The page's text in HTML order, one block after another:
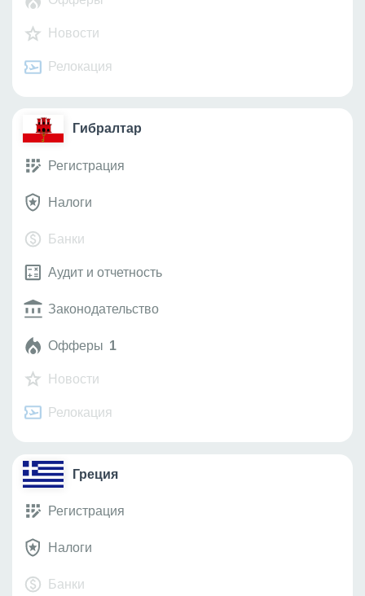
Новости
Релокация
Гибралтар
Регистрация
Налоги
Банки
Аудит и отчетность
Законодательство
Офферы 1
Новости
Релокация
Греция
Регистрация
Налоги
Банки